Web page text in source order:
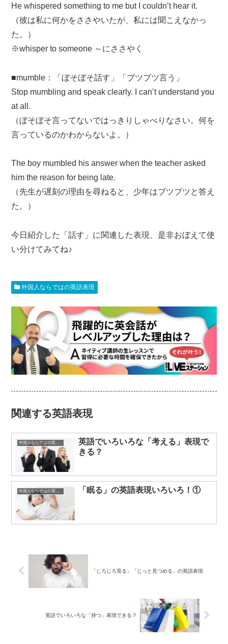
He whispered something to me but I couldn’t hear it.
（彼は私に何かをささやいたが、私には聞こえなかっ
た。）
※whisper to someone ～にささやく
■mumble：「ぼそぼそ話す」「ブツブツ言う」
Stop mumbling and speak clearly. I can’t understand you
at all.
（ぼそぼそ言ってないではっきりしゃべりなさい。何を
言っているのかわからないよ。）
The boy mumbled his answer when the teacher asked
him the reason for being late.
（先生が遅刻の理由を尋ねると、少年はブツブツと答え
た。）
今日紹介した「話す」に関連した表現、是非おぼえて使
い分けてみてね♪
外国人ならではの英語表現
関連する英語表現
外国人ならではの英語表現
英語でいろいろな「考える」表現で
きる？
外国人ならではの英語表現 「眠る」の英語表現いろいろ！①
「じろじろ見る」「じっと見つめる」の英語表現
英語でいろいろな「持つ」表現できる？